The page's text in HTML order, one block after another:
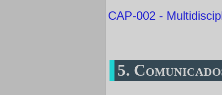
CAP-002 -
5.